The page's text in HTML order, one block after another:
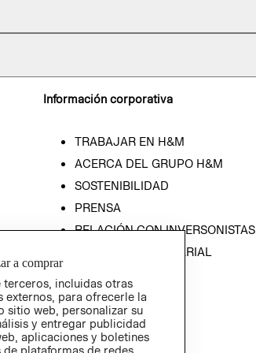
Información corporativa
TRABAJAR EN H&M
ACERCA DEL GRUPO H&M
SOSTENIBILIDAD
PRENSA
RELACIÓN CON INVERSONISTAS
POLÍTICA EMPRESARIAL
a comprar
incluidas otras
para ofrecerle la
sitio web, personalizar su
y entregar publicidad
aplicaciones y boletines
plataformas de redes